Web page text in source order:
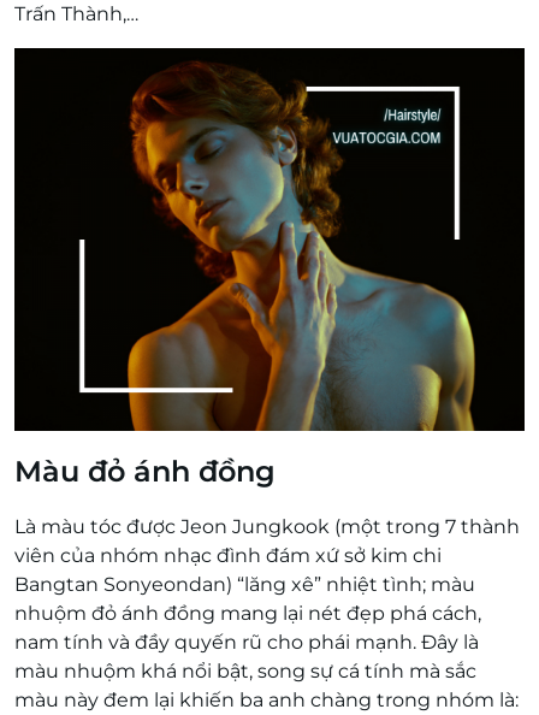
Trấn Thành,…
Màu đỏ ánh đồng
Là màu tóc được Jeon Jungkook (một trong 7 thành
viên của nhóm nhạc đình đám xứ sở kim chi
Bangtan Sonyeondan) “lăng xê” nhiệt tình; màu
nhuộm đỏ ánh đồng mang lại nét đẹp phá cách,
nam tính và đầy quyến rũ cho phái mạnh. Đây là
màu nhuộm khá nổi bật, song sự cá tính mà sắc
màu này đem lại khiến ba anh chàng trong nhóm là: